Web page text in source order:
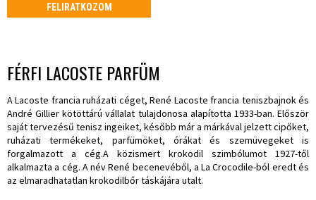
FELIRATKOZOM
FÉRFI LACOSTE PARFÜM
A Lacoste francia ruházati céget, René Lacoste francia teniszbajnok és
André Gillier kötöttárú vállalat tulajdonosa alapította 1933-ban. Először
saját tervezésű tenisz ingeiket, később már a márkával jelzett cipőket,
ruházati termékeket, parfümöket, órákat és szemüvegeket is
forgalmazott a cég.A közismert krokodil szimbólumot 1927-től
alkalmazta a cég. A név René becenevéből, a La Crocodile-ból eredt és
az elmaradhatatlan krokodilbőr táskájára utalt.